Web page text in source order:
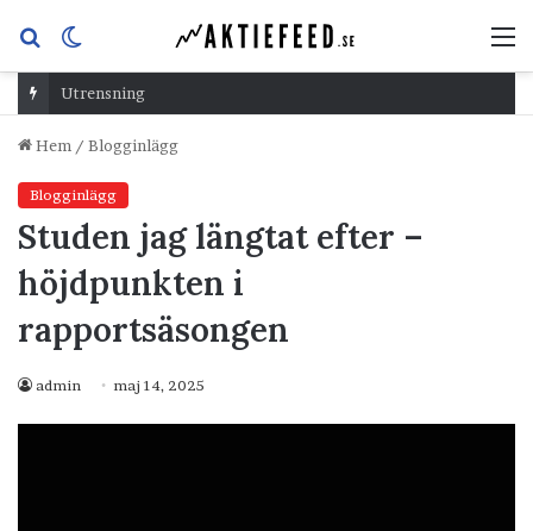
Sök
efterskin
Utrensning
Hem / Blogginlägg
Blogginlägg
Studen jag längtat efter –
höjdpunkten i
rapportsäsongen
admin maj 14, 2025